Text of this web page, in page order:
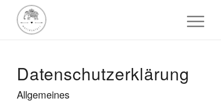
Datenschutzerklärung
Allgemeines